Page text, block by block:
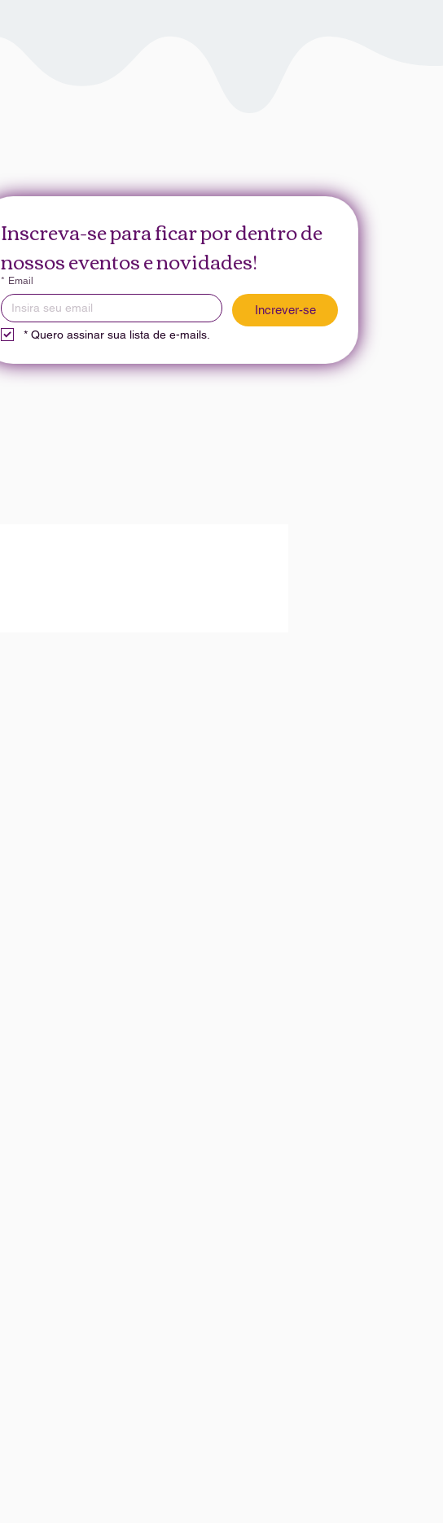
Inscreva-se para ficar por dentro de
nossos eventos e novidades!
* Email
Increver-se
* Quero assinar sua lista de e-mails.